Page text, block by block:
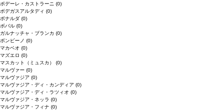
ポデーレ・カストラーニ (0)
ボデガスアルタディ (0)
ボナルダ (0)
ボバル (0)
ガルナッチャ・ブランカ (0)
ボンビーノ (0)
マカベオ (0)
マズエロ (0)
マスカット（ミュスカ） (0)
マルヴァー (0)
マルヴァジア (0)
マルヴァジア・ディ・カンディア (0)
マルヴァジア・ディ・ラツィオ (0)
マルヴァジア・ネッラ (0)
マルヴァジア・フィナ (0)